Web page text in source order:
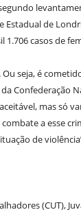
de
1.706 casos de
seja, é
Confederação
mas só
a esse
de
(CUT),